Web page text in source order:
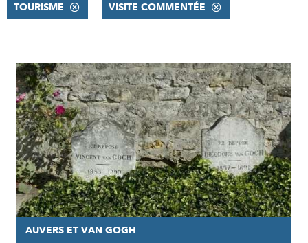
TOURISME VISITE COMMENTÉE
RÉSULTATS
AUVERS ET VAN GOGH